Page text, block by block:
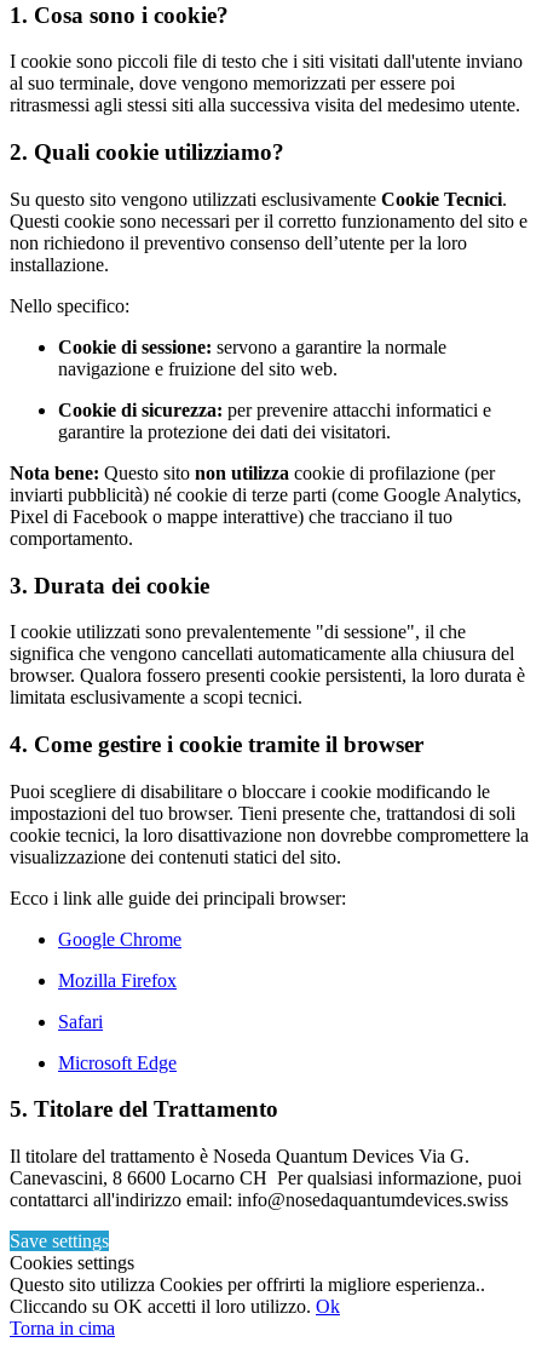
1. Cosa sono i cookie?
I cookie sono piccoli file di testo che i siti visitati dall'utente inviano
al suo terminale, dove vengono memorizzati per essere poi
ritrasmessi agli stessi siti alla successiva visita del medesimo utente.
2. Quali cookie utilizziamo?
Su questo sito vengono utilizzati esclusivamente Cookie Tecnici.
Questi cookie sono necessari per il corretto funzionamento del sito e
non richiedono il preventivo consenso dell’utente per la loro
installazione.
Nello specifico:
Cookie di sessione: servono a garantire la normale
navigazione e fruizione del sito web.
Cookie di sicurezza: per prevenire attacchi informatici e
garantire la protezione dei dati dei visitatori.
Nota bene: Questo sito non utilizza cookie di profilazione (per
inviarti pubblicità) né cookie di terze parti (come Google Analytics,
Pixel di Facebook o mappe interattive) che tracciano il tuo
comportamento.
3. Durata dei cookie
I cookie utilizzati sono prevalentemente "di sessione", il che
significa che vengono cancellati automaticamente alla chiusura del
browser. Qualora fossero presenti cookie persistenti, la loro durata è
limitata esclusivamente a scopi tecnici.
4. Come gestire i cookie tramite il browser
Puoi scegliere di disabilitare o bloccare i cookie modificando le
impostazioni del tuo browser. Tieni presente che, trattandosi di soli
cookie tecnici, la loro disattivazione non dovrebbe compromettere la
visualizzazione dei contenuti statici del sito.
Ecco i link alle guide dei principali browser:
Google Chrome
Mozilla Firefox
Safari
Microsoft Edge
5. Titolare del Trattamento
Il titolare del trattamento è Noseda Quantum Devices Via G.
Canevascini, 8 6600 Locarno CH Per qualsiasi informazione, puoi
contattarci all'indirizzo email: info@nosedaquantumdevices.swiss
Save settings
Cookies settings
Questo sito utilizza Cookies per offrirti la migliore esperienza..
Cliccando su OK accetti il loro utilizzo. Ok
Torna in cima